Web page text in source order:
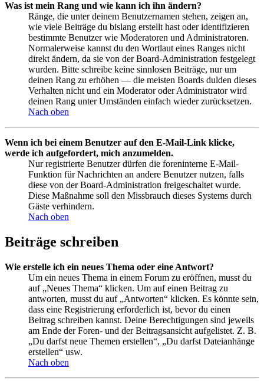
Was ist mein Rang und wie kann ich ihn ändern?
Ränge, die unter deinem Benutzernamen stehen, zeigen an,
wie viele Beiträge du bislang erstellt hast oder identifizieren
bestimmte Benutzer wie Moderatoren und Administratoren.
Normalerweise kannst du den Wortlaut eines Ranges nicht
direkt ändern, da sie von der Board-Administration festgelegt
wurden. Bitte schreibe keine sinnlosen Beiträge, nur um
deinen Rang zu erhöhen — die meisten Boards dulden dieses
Verhalten nicht und ein Moderator oder Administrator wird
deinen Rang unter Umständen einfach wieder zurücksetzen.
Nach oben
Wenn ich bei einem Benutzer auf den E-Mail-Link klicke,
werde ich aufgefordert, mich anzumelden.
Nur registrierte Benutzer dürfen die foreninterne E-Mail-
Funktion für Nachrichten an andere Benutzer nutzen, falls
diese von der Board-Administration freigeschaltet wurde.
Diese Maßnahme soll den Missbrauch dieses Systems durch
Gäste verhindern.
Nach oben
Beiträge schreiben
Wie erstelle ich ein neues Thema oder eine Antwort?
Um ein neues Thema in einem Forum zu eröffnen, musst du
auf „Neues Thema“ klicken. Um auf einen Beitrag zu
antworten, musst du auf „Antworten“ klicken. Es könnte sein,
dass eine Registrierung erforderlich ist, bevor du einen
Beitrag schreiben kannst. Deine Berechtigungen sind jeweils
am Ende der Foren- und der Beitragsansicht aufgelistet. Z. B.
„Du darfst neue Themen erstellen“, „Du darfst Dateianhänge
erstellen“ usw.
Nach oben